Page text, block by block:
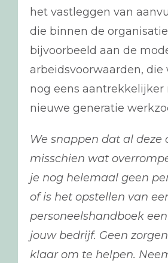
het vastleggen van
die binnen de
bijvoorbeeld aan de
arbeidsvoorwaarden, die
nog eens aantrekkelijker
nieuwe generatie
We snappen dat al deze
misschien wat
je nog helemaal geen
of is het opstellen van
personeelshandboek
jouw bedrijf. Geen
klaar om te helpen.